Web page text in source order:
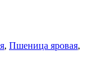
, Пшеница яровая,